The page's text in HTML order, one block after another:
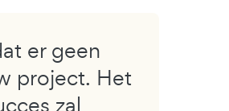
er geen
project. Het
zal